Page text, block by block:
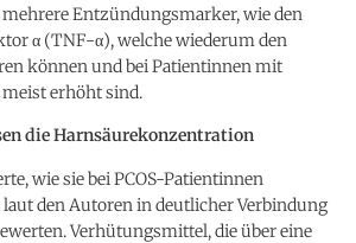
Entzündungsmarker, wie den
α (TNF-α), welche wiederum den
können und bei Patientinnen mit
meist erhöht sind.
die Harnsäurekonzentration
wie sie bei PCOS-Patientinnen
den Autoren in deutlicher Verbindung
Verhütungsmittel, die über eine